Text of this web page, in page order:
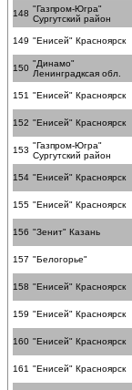
148 "Газпром-Югра"
Сургутский район
149 "Енисей" Красноярск
150 "Динамо"
Ленинградксая обл.
151 "Енисей" Красноярск
152 "Енисей" Красноярск
153 "Газпром-Югра"
Сургутский район
154 "Енисей" Красноярск
155 "Енисей" Красноярск
156 "Зенит" Казань
157 "Белогорье"
158 "Енисей" Красноярск
159 "Енисей" Красноярск
160 "Енисей" Красноярск
161 "Енисей" Красноярск